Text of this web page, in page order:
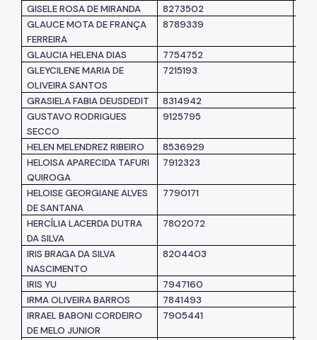
GISELE ROSA DE MIRANDA
8273502
GLAUCE MOTA DE FRANÇA
FERREIRA
8789339
GLAUCIA HELENA DIAS 7754752
GLEYCILENE MARIA DE
OLIVEIRA SANTOS
7215193
GRASIELA FABIA DEUSDEDIT 8314942
GUSTAVO RODRIGUES
SECCO
9125795
HELEN MELENDREZ RIBEIRO 8536929
HELOISA APARECIDA TAFURI
QUIROGA
7912323
HELOISE GEORGIANE ALVES
DE SANTANA
7790171
HERCÍLIA LACERDA DUTRA
DA SILVA
7802072
IRIS BRAGA DA SILVA
NASCIMENTO
8204403
IRIS YU 7947160
IRMA OLIVEIRA BARROS
7841493
IRRAEL BABONI CORDEIRO
DE MELO JUNIOR
7905441